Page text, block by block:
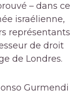
– dans ce
israélienne,
représentants
de droit
de Londres.
Gurmendi